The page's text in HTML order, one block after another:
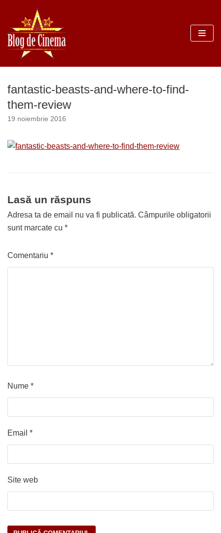
Sari
la
conținut
fantastic-beasts-and-where-to-find-
them-review
19 noiembrie 2016
Lasă un răspuns
Adresa ta de email nu va fi publicată. Câmpurile obligatorii
sunt marcate cu *
Comentariu *
Nume *
Email *
Site web